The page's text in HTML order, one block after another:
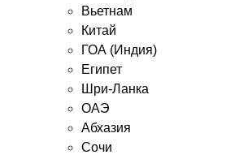
Вьетнам
Китай
ГОА (Индия)
Египет
Шри-Ланка
ОАЭ
Абхазия
Сочи